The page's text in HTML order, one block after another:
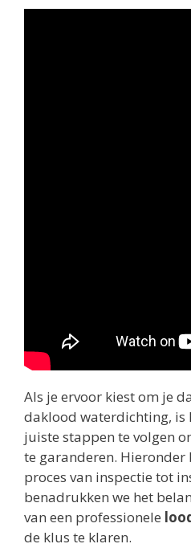
Als je ervoor kiest om je
daklood waterdichting, is
juiste stappen te volgen
te garanderen. Hieronder
proces van inspectie tot
benadrukken we het
van een professionele
de klus te klaren.